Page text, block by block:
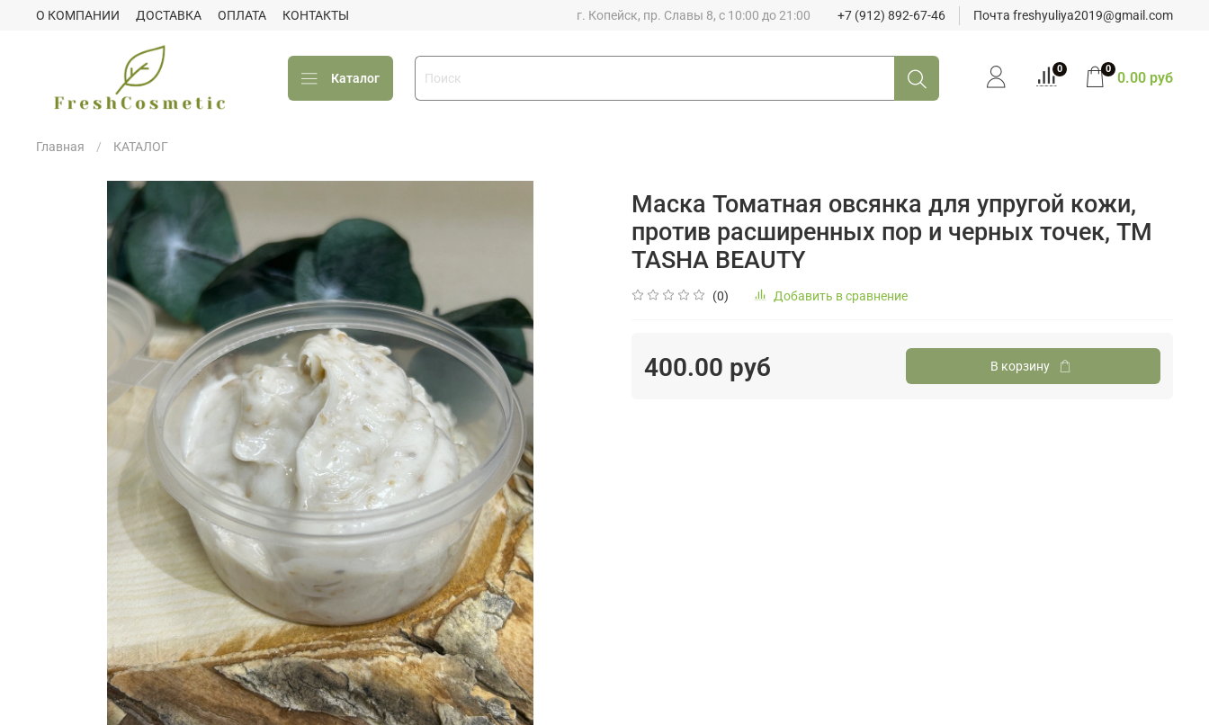
О КОМПАНИИ ДОСТАВКА ОПЛАТА КОНТАКТЫ г. Копейск, пр. Славы 8, с 10:00 до 21:00 +7 (912) 892-67-46 Почта freshyuliya2019@gmail.com
Каталог
0 0 0.00 руб
Главная КАТАЛОГ
Маска Томатная овсянка для упругой кожи,
против расширенных пор и черных точек, ТМ
TASHA BEAUTY
(0) Добавить в сравнение
400.00 руб В корзину